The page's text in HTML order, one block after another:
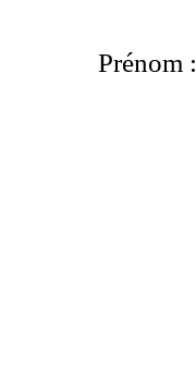
Prénom :